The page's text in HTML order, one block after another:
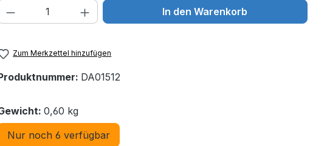
Produkt Anzahl: Gib den gewünschten Wert
In den Warenkorb
Zum Merkzettel hinzufügen
DA01512
0,60 kg
Nur noch 6 verfügbar